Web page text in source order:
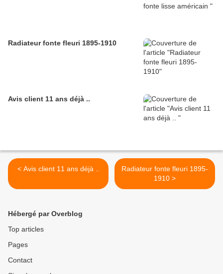
Radiateur fonte fleuri 1895-1910
Avis client 11 ans déjà ..
< Avis client 11 ans déjà ..
Radiateur fonte fleuri 1895-
1910 >
Hébergé par Overblog
Top articles
Pages
Contact